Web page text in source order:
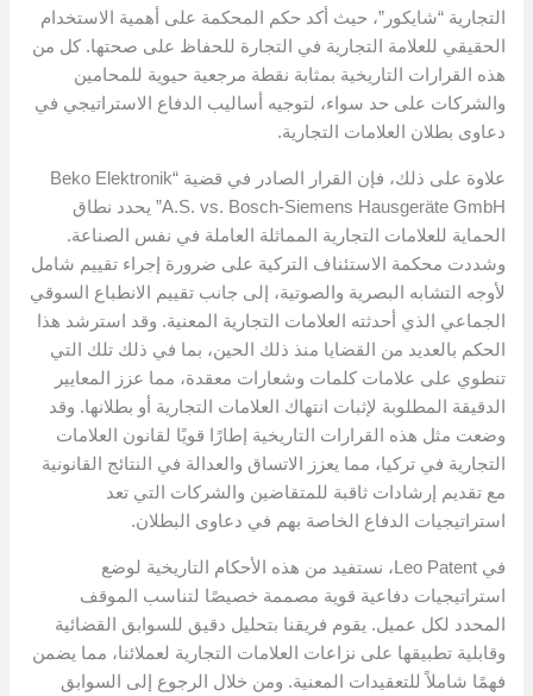
التجارية “شايكور”، حيث أكد حكم المحكمة على أهمية الاستخدام
الحقيقي للعلامة التجارية في التجارة للحفاظ على صحتها. كل من
هذه القرارات التاريخية بمثابة نقطة مرجعية حيوية للمحامين
والشركات على حد سواء، لتوجيه أساليب الدفاع الاستراتيجي في
دعاوى بطلان العلامات التجارية.
علاوة على ذلك، فإن القرار الصادر في قضية “Beko Elektronik
A.S. vs. Bosch-Siemens Hausgeräte GmbH” يحدد نطاق
الحماية للعلامات التجارية المماثلة العاملة في نفس الصناعة.
وشددت محكمة الاستئناف التركية على ضرورة إجراء تقييم شامل
لأوجه التشابه البصرية والصوتية، إلى جانب تقييم الانطباع السوقي
الجماعي الذي أحدثته العلامات التجارية المعنية. وقد استرشد هذا
الحكم بالعديد من القضايا منذ ذلك الحين، بما في ذلك تلك التي
تنطوي على علامات كلمات وشعارات معقدة، مما عزز المعايير
الدقيقة المطلوبة لإثبات انتهاك العلامات التجارية أو بطلانها. وقد
وضعت مثل هذه القرارات التاريخية إطارًا قويًا لقانون العلامات
التجارية في تركيا، مما يعزز الاتساق والعدالة في النتائج القانونية
مع تقديم إرشادات ثاقبة للمتقاضين والشركات التي تعد
استراتيجيات الدفاع الخاصة بهم في دعاوى البطلان.
في Leo Patent، نستفيد من هذه الأحكام التاريخية لوضع
استراتيجيات دفاعية قوية مصممة خصيصًا لتناسب الموقف
المحدد لكل عميل. يقوم فريقنا بتحليل دقيق للسوابق القضائية
وقابلية تطبيقها على نزاعات العلامات التجارية لعملائنا، مما يضمن
فهمًا شاملاً للتعقيدات المعنية. ومن خلال الرجوع إلى السوابق